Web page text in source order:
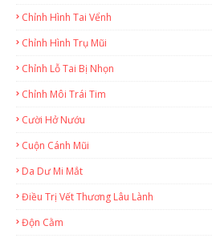
Chỉnh Hình Tai Vểnh
Chỉnh Hình Trụ Mũi
Chỉnh Lỗ Tai Bị Nhọn
Chỉnh Môi Trái Tim
Cười Hở Nướu
Cuộn Cánh Mũi
Da Dư Mi Mắt
Điều Trị Vết Thương Lâu Lành
Độn Cằm